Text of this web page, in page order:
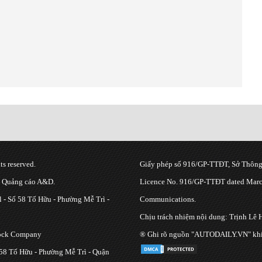
reserved.
cáo A&D.
Số 58 Tố Hữu - Phường Mễ Trì -
Company
Tố Hữu - Phường Mễ Trì - Quận
Giấy phép số 916/GP-TTĐT, Sở
Licence No. 916/GP-TTĐT dated
Communications.
Chịu trách nhiệm nội dung: Trịnh Lê
® Ghi rõ nguồn "AUTODAILY.VN"